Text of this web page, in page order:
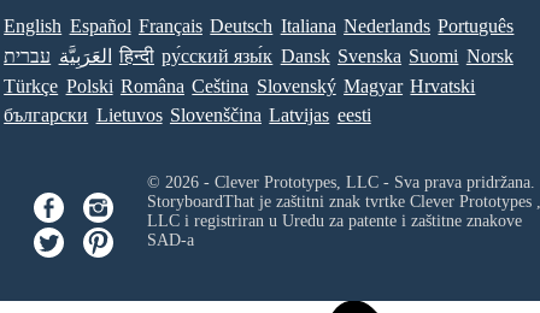
English Español Français Deutsch Italiana Nederlands Português
עברית العَرَبِيَّة हिन्दी ру́сский язы́к Dansk Svenska Suomi Norsk
Türkçe Polski Româna Ceština Slovenský Magyar Hrvatski
български Lietuvos Slovenščina Latvijas eesti
© 2026 - Clever Prototypes, LLC - Sva prava pridržana.
StoryboardThat je zaštitni znak tvrtke Clever Prototypes ,
LLCi registriran u Uredu za patente i zaštitne znakove
SAD-a